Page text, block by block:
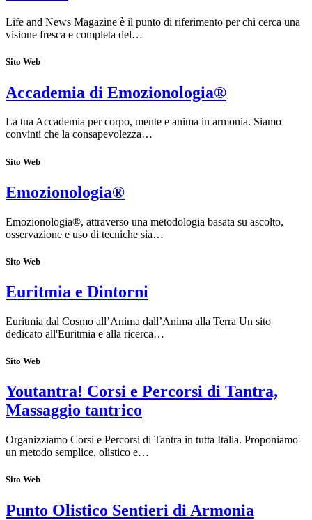
Life and News Magazine è il punto di riferimento per chi cerca una
visione fresca e completa del…
Sito Web
Accademia di Emozionologia®
La tua Accademia per corpo, mente e anima in armonia. Siamo
convinti che la consapevolezza…
Sito Web
Emozionologia®
Emozionologia®, attraverso una metodologia basata su ascolto,
osservazione e uso di tecniche sia…
Sito Web
Euritmia e Dintorni
Euritmia dal Cosmo all’Anima dall’Anima alla Terra Un sito
dedicato all'Euritmia e alla ricerca…
Sito Web
Youtantra! Corsi e Percorsi di Tantra,
Massaggio tantrico
Organizziamo Corsi e Percorsi di Tantra in tutta Italia. Proponiamo
un metodo semplice, olistico e…
Sito Web
Punto Olistico Sentieri di Armonia